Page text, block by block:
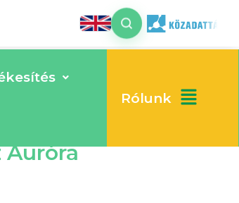
Rólunk
Auróra